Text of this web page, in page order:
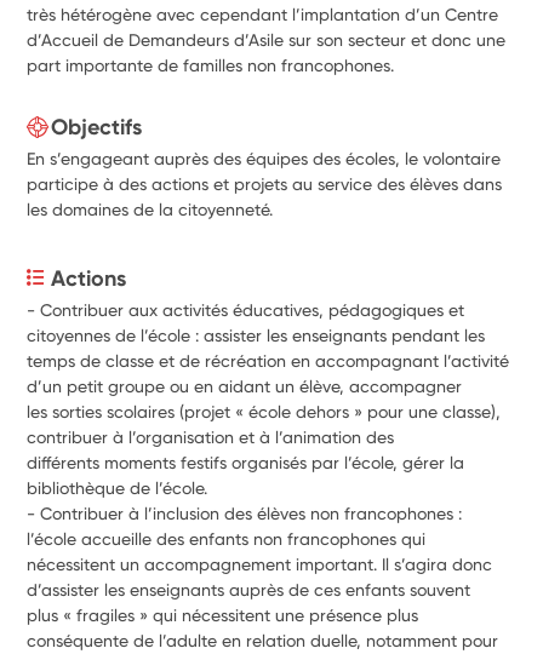
très hétérogène avec cependant l’implantation d’un Centre
d’Accueil de Demandeurs d’Asile sur son secteur et donc une
part importante de familles non francophones.
Objectifs
En s’engageant auprès des équipes des écoles, le volontaire
participe à des actions et projets au service des élèves dans
les domaines de la citoyenneté.
Actions
- Contribuer aux activités éducatives, pédagogiques et
citoyennes de l’école : assister les enseignants pendant les
temps de classe et de récréation en accompagnant l’activité
d’un petit groupe ou en aidant un élève, accompagner
les sorties scolaires (projet « école dehors » pour une classe),
contribuer à l’organisation et à l’animation des
différents moments festifs organisés par l’école, gérer la
bibliothèque de l’école.
- Contribuer à l’inclusion des élèves non francophones :
l’école accueille des enfants non francophones qui
nécessitent un accompagnement important. Il s’agira donc
d’assister les enseignants auprès de ces enfants souvent
plus « fragiles » qui nécessitent une présence plus
conséquente de l’adulte en relation duelle, notamment pour